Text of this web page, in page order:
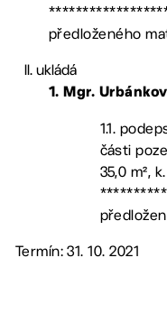
předloženého
ukládá
1. Mgr.
1.1.
části
35,0 m²,
Termín: 31. 10. 2021